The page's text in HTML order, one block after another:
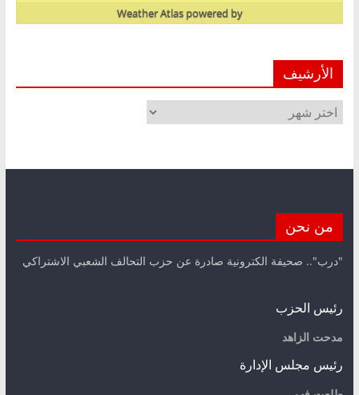
powered by
Weather Atlas
الأرشيف
الأرشيف
من نحن
"درب".. صحيفة الكترونية صادرة عن حزب التحالف الشعبي الاشتراكي
رئيس الحزب
مدحت الزاهد
رئيس مجلس الإدارة